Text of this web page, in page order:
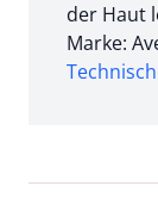
der Haut
Marke: